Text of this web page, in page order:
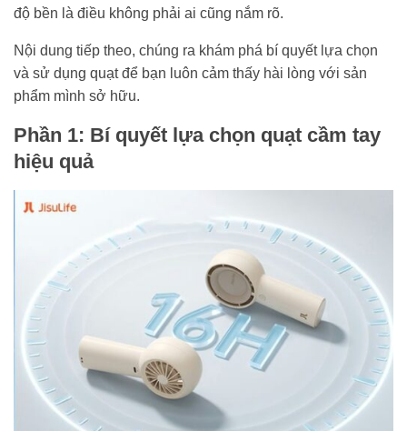
độ bền là điều không phải ai cũng nắm rõ.
Nội dung tiếp theo, chúng ra khám phá bí quyết lựa chọn
và sử dụng quạt để bạn luôn cảm thấy hài lòng với sản
phẩm mình sở hữu.
Phần 1: Bí quyết lựa chọn quạt cầm tay
hiệu quả